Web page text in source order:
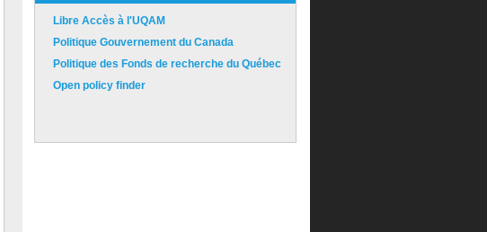
Libre Accès à l'UQAM
Politique Gouvernement du Canada
Politique des Fonds de recherche du Québec
Open policy finder